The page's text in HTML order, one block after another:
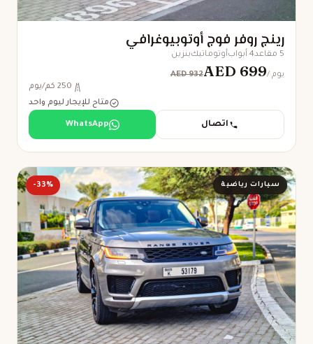
رينج روفر فوج أوتوبيوغرافي
5 مقاعد 4 أبواب أوتوماتيكبنزين
AED 932AED 699 / يوم
250 كم/يوم
متاح للإيجار ليوم واحد
اتصال WhatsApp
سيارات رياضية -33%